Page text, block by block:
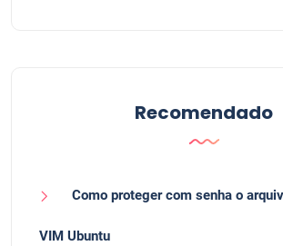
Recomendado
Como proteger com senha o
VIM Ubuntu